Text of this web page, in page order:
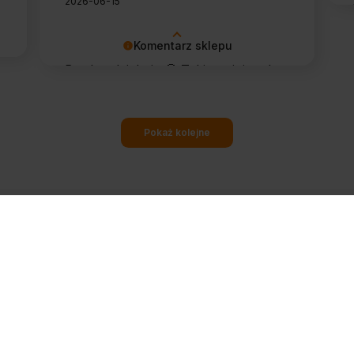
Komentarz sklepu
Bardzo dziękuję 🙂 Takie opinie od
Pokaż kolejne